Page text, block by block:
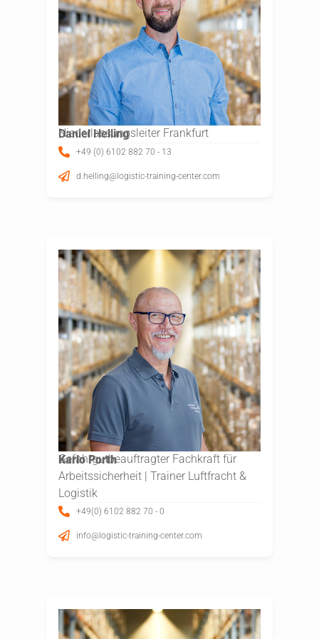
Daniel Helling
Niederlassungsleiter Frankfurt
+49 (0) 6102 882 70 - 13
d.helling@logistic-training-center.com
Karlo Porth
Gefahrgutbeauftragter Fachkraft für
Arbeitssicherheit | Trainer Luftfracht &
Logistik
+49(0) 6102 882 70 - 0
info@logistic-training-center.com